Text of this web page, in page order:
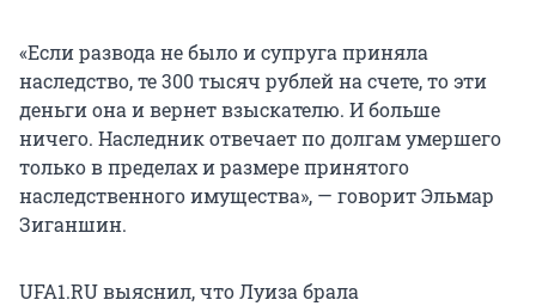
«Если развода не было и супруга приняла
наследство, те 300 тысяч рублей на счете, то эти
деньги она и вернет взыскателю. И больше
ничего. Наследник отвечает по долгам умершего
только в пределах и размере принятого
наследственного имущества», — говорит Эльмар
Зиганшин.
UFA1.RU выяснил, что Луиза брала